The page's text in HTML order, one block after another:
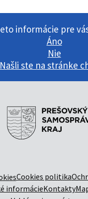
informácie pre
Áno
Nie
Našli ste na stránke
Cookies politika
informácieKontakty